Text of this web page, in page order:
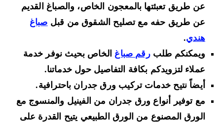
عن طريق تعبئتها بالمعجون الخاص، والصباغ القديم
عن طريق حفه مع تصليح الشقوق من قبلصباغ
هندي.
ويمكنكم طلبرقم صباغالخاص بحيث نوفر خدمة
عملاء لتزويدكم بكافة التفاصيل حول خدماتنا.
أيضاً نتيح خدمات تركيب ورق جدران باحترافية.
مع توفير أنواع ورق جدران من الفينيل والمنسوج مع
الورق المصنوع من الورق الطبيعي يتيح القدرة على